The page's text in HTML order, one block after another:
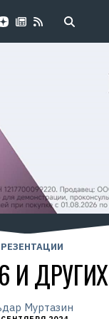
И
Муртазин